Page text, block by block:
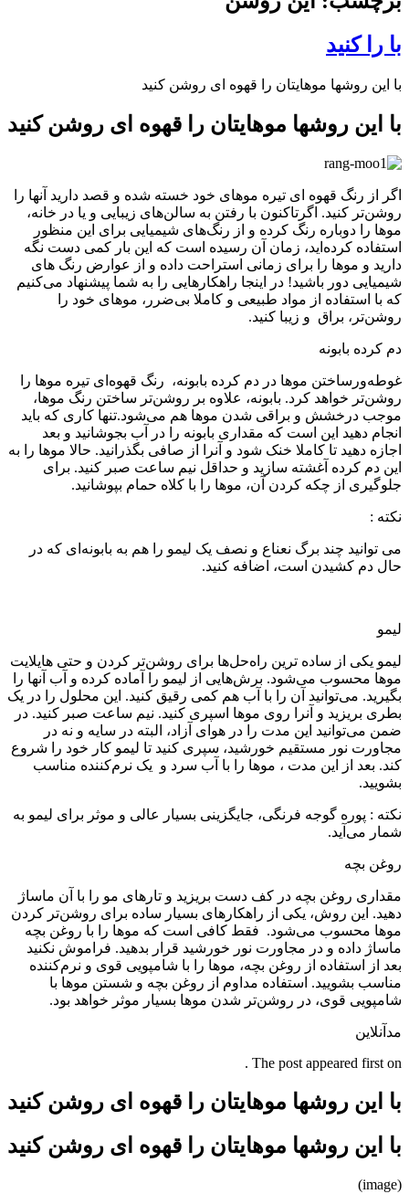
با را کنید
با این روشها موهایتان را قهوه ای روشن کنید
با این روشها موهایتان را قهوه ای روشن کنید
اگر از رنگ قهوه ای تیره موهای خود خسته شده و قصد دارید آنها را
روشن‌تر کنید. اگرتاکنون با رفتن به سالن‌های زیبایی و یا در خانه،
موها را دوباره رنگ کرده و از رنگ‌های شیمیایی برای این منظور
استفاده کرده‌اید، زمان آن رسیده است که این بار کمی دست نگه
دارید و موها را برای زمانی استراحت داده و از عوارض رنگ های
شیمیایی دور باشید! در اینجا راهکارهایی را به شما پیشنهاد می‌کنیم
که با استفاده از مواد طبیعی و کاملا بی‌ضرر، موهای خود را
روشن‌تر، براق و زیبا کنید.
دم کرده بابونه
غوطه‌ورساختن موها در دم کرده بابونه، رنگ قهوه‌ای تیره موها را
روشن‌تر خواهد کرد. بابونه، علاوه بر روشن‌تر ساختن رنگ موها،
موجب درخشش و براقی شدن موها هم می‌شود.تنها کاری که باید
انجام دهید این است که مقداری بابونه را در آب بجوشانید و بعد
اجازه دهید تا کاملا خنک شود و آنرا از صافی بگذرانید. حالا موها را به
این دم کرده آغشته سازید و حداقل نیم ساعت صبر کنید. برای
جلوگیری از چکه کردن آن، موها را با کلاه حمام بپوشانید.
نکته :
می توانید چند برگ نعناع و نصف یک لیمو را هم به بابونه‌ای که در
حال دم کشیدن است، اضافه کنید.
لیمو
لیمو یکی از ساده ترین راه‌حل‌ها برای روشن‌تر کردن و حتی هایلایت
موها محسوب می‌شود. برش‌هایی از لیمو را آماده کرده و آب آنها را
بگیرید. می‌توانید آن را با آب هم کمی رقیق کنید. این محلول را در یک
بطری بریزید و آنرا روی موها اسپری کنید. نیم ساعت صبر کنید. در
ضمن می‌توانید این مدت را در هوای آزاد، البته در سایه و نه در
مجاورت نور مستقیم خورشید، سپری کنید تا لیمو کار خود را شروع
کند. بعد از این مدت ، موها را با آب سرد و یک نرم‌کننده مناسب
بشویید.
نکته : پوره گوجه فرنگی، جایگزینی بسیار عالی و موثر برای لیمو به
شمار می‌آید.
روغن بچه
مقداری روغن بچه در کف دست بریزید و تارهای مو را با آن ماساژ
دهید. این روش، یکی از راهکارهای بسیار ساده برای روشن‌تر کردن
موها محسوب می‌شود. فقط کافی است که موها را با روغن بچه
ماساژ داده و در مجاورت نور خورشید قرار بدهید. فراموش نکنید
بعد از استفاده از روغن بچه، موها را با شامپویی قوی و نرم‌کننده
مناسب بشویید. استفاده مداوم از روغن بچه و شستن موها با
شامپویی قوی، در روشن‌تر شدن موها بسیار موثر خواهد بود.
مدآنلاین
The post appeared first on .
با این روشها موهایتان را قهوه ای روشن کنید
با این روشها موهایتان را قهوه ای روشن کنید
(image)